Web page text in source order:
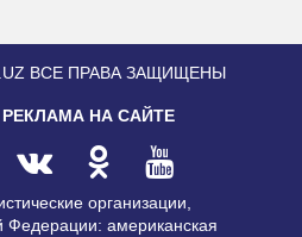
ВСЕ ПРАВА ЗАЩИЩЕНЫ
РЕКЛАМА НА САЙТЕ
организации,
Федерации: американская